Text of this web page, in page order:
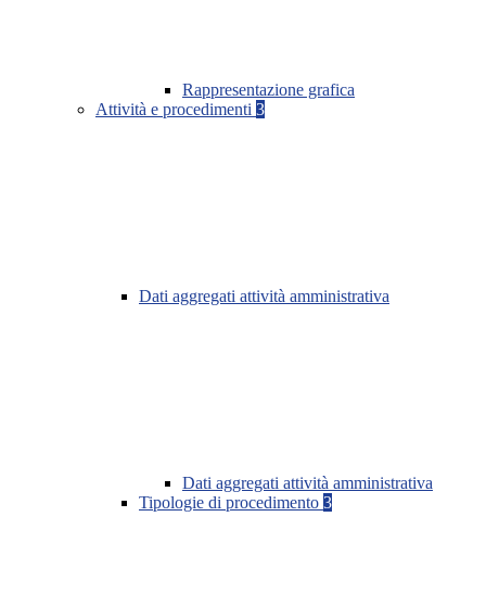
Rappresentazione grafica
Attività e procedimenti 3
Dati aggregati attività amministrativa
Dati aggregati attività amministrativa
Tipologie di procedimento 3